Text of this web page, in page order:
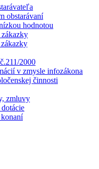
obstarávaní
hodnotou
2000
v zmysle infozákona
činnosti
zmluvy